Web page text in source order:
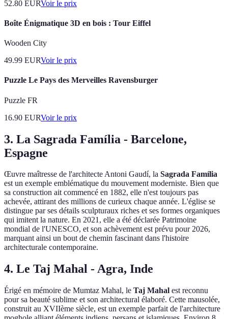
52.80 EURVoir le prix
Boîte Énigmatique 3D en bois : Tour Eiffel
Wooden City
49.99 EURVoir le prix
Puzzle Le Pays des Merveilles Ravensburger
Puzzle FR
16.90 EURVoir le prix
3. La Sagrada Família - Barcelone,
Espagne
Œuvre maîtresse de l'architecte Antoni Gaudí, la Sagrada Família
est un exemple emblématique du mouvement moderniste. Bien que
sa construction ait commencé en 1882, elle n'est toujours pas
achevée, attirant des millions de curieux chaque année. L'église se
distingue par ses détails sculpturaux riches et ses formes organiques
qui imitent la nature. En 2021, elle a été déclarée Patrimoine
mondial de l'UNESCO, et son achèvement est prévu pour 2026,
marquant ainsi un bout de chemin fascinant dans l'histoire
architecturale contemporaine.
4. Le Taj Mahal - Agra, Inde
Érigé en mémoire de Mumtaz Mahal, le Taj Mahal est reconnu
pour sa beauté sublime et son architectural élaboré. Cette mausolée,
construit au XVIIème siècle, est un exemple parfait de l'architecture